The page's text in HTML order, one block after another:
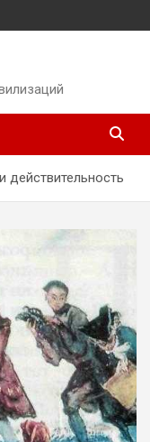
действительность